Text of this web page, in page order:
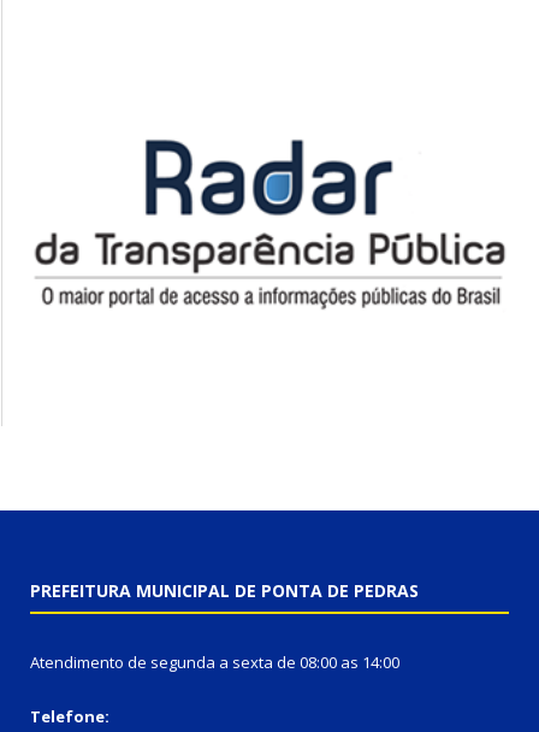
PREFEITURA MUNICIPAL DE PONTA DE PEDRAS
Atendimento de segunda a sexta de 08:00 as 14:00
Telefone: